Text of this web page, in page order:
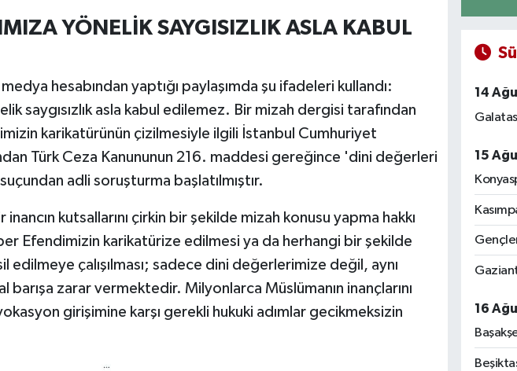
YÖNELİK SAYGISIZLIK ASLA KABUL
hesabından yaptığı paylaşımda şu ifadeleri kullandı:
saygısızlık asla kabul edilemez. Bir mizah dergisi tarafından
karikatürünün çizilmesiyle ilgili İstanbul Cumhuriyet
Türk Ceza Kanununun 216. maddesi gereğince 'dini değerleri
adli soruşturma başlatılmıştır.
kutsallarını çirkin bir şekilde mizah konusu yapma hakkı
Efendimizin karikatürize edilmesi ya da herhangi bir şekilde
edilmeye çalışılması; sadece dini değerlerimize değil, aynı
barışa zarar vermektedir. Milyonlarca Müslümanın inançlarını
girişimine karşı gerekli hukuki adımlar gecikmeksizin
14
15
16